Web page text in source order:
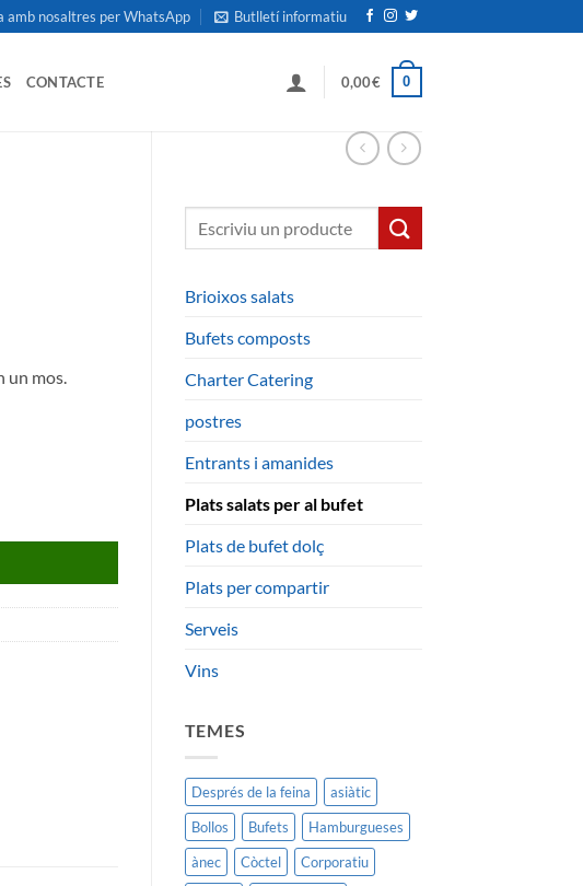
amb nosaltres per WhatsApp Butlletí informatiu
CONTACTE 0,00€ 0
Buscar:
Brioixos salats
Bufets composts
Charter Catering
postres
Entrants i amanides
Plats salats per al bufet
Plats de bufet dolç
Plats per compartir
Serveis
Vins
TEMES
Després de la feina
asiàtic
Bollos
Bufets
Hamburgueses
ànec
Còctel
Corporatiu
un mos.